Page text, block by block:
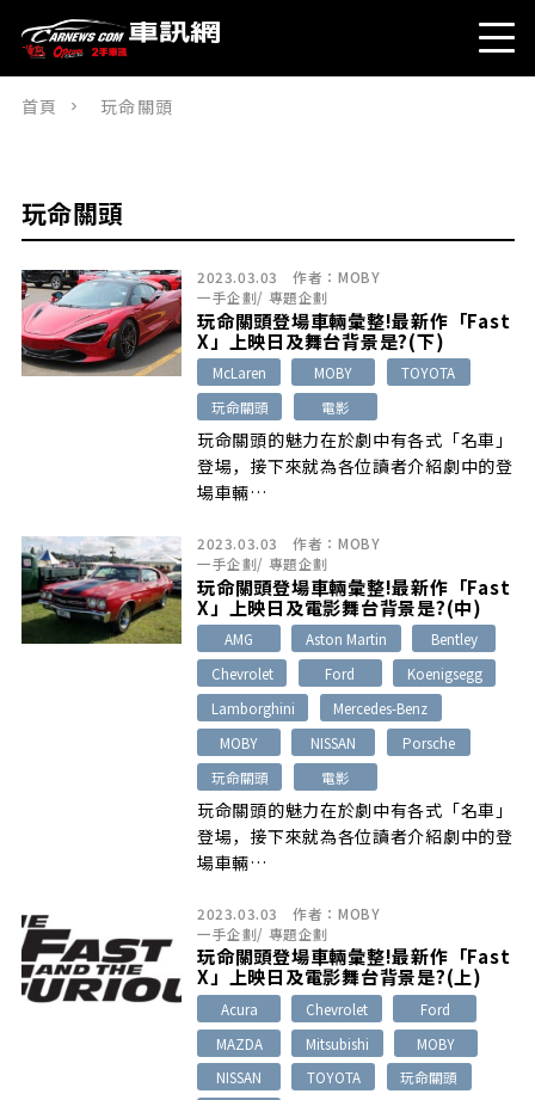
首頁 玩命關頭
玩命關頭
2023.03.03 作者： MOBY
一手企劃/ 專題企劃
玩命關頭登場車輛彙整!最新作「Fast
X」上映日及舞台背景是?(下)
McLaren MOBY
TOYOTA
玩命關頭
電影
玩命關頭的魅力在於劇中有各式「名車」
登場，接下來就為各位讀者介紹劇中的登
場車輛…
2023.03.03 作者： MOBY
一手企劃/ 專題企劃
玩命關頭登場車輛彙整!最新作「Fast
X」上映日及電影舞台背景是?(中)
AMG Aston Martin
Bentley
Chevrolet
Ford
Koenigsegg
Lamborghini
Mercedes-Benz
MOBY
NISSAN
Porsche
玩命關頭
電影
玩命關頭的魅力在於劇中有各式「名車」
登場，接下來就為各位讀者介紹劇中的登
場車輛…
2023.03.03 作者： MOBY
一手企劃/ 專題企劃
玩命關頭登場車輛彙整!最新作「Fast
X」上映日及電影舞台背景是?(上)
Acura Chevrolet
Ford
MAZDA
Mitsubishi
MOBY
NISSAN
TOYOTA
玩命關頭